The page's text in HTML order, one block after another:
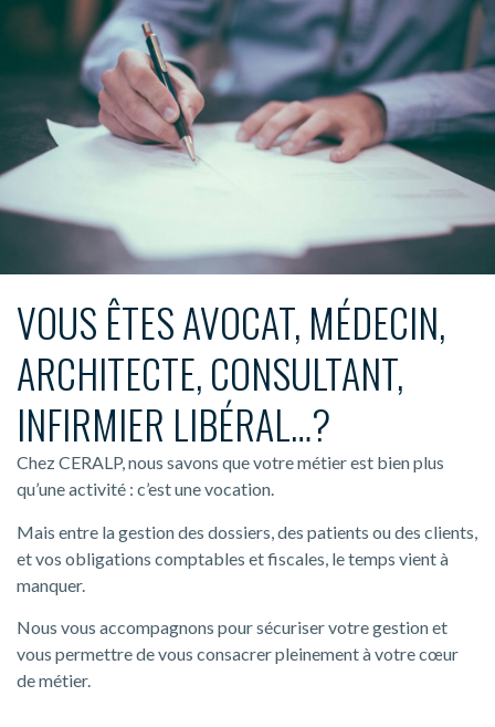
VOUS ÊTES AVOCAT, MÉDECIN,
ARCHITECTE, CONSULTANT,
INFIRMIER LIBÉRAL…?
Chez CERALP, nous savons que votre métier est bien plus
qu’une activité : c’est une vocation.
Mais entre la gestion des dossiers, des patients ou des clients,
et vos obligations comptables et fiscales, le temps vient à
manquer.
Nous vous accompagnons pour sécuriser votre gestion et
vous permettre de vous consacrer pleinement à votre cœur
de métier.